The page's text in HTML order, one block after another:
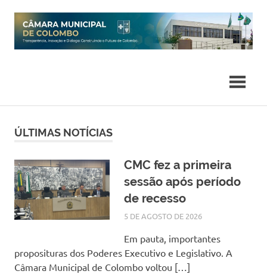
content
ÚLTIMAS NOTÍCIAS
CMC fez a primeira
sessão após período
de recesso
5 DE AGOSTO DE 2026
Em pauta, importantes
proposituras dos Poderes Executivo e Legislativo. A
Câmara Municipal de Colombo voltou […]